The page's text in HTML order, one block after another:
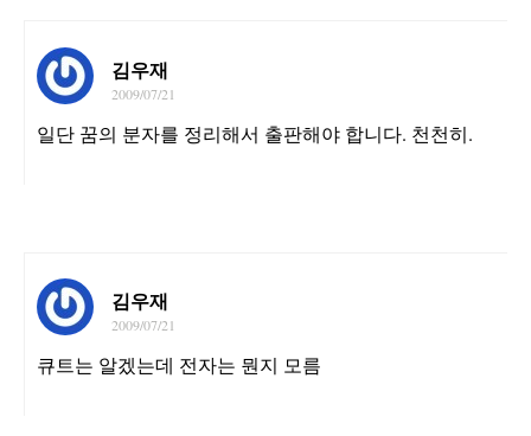
김우재
2009/07/21
일단 꿈의 분자를 정리해서 출판해야 합니다. 천천히.
김우재
2009/07/21
큐트는 알겠는데 전자는 뭔지 모름